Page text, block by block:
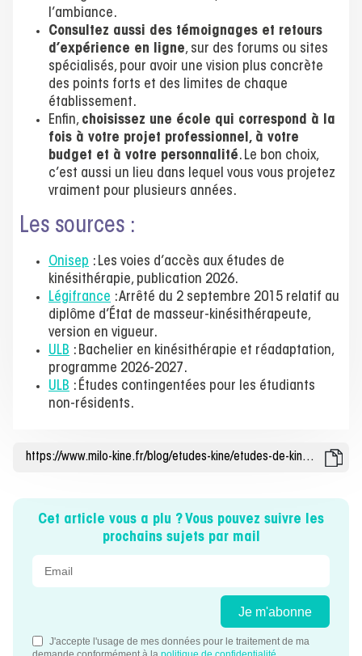
l’ambiance.
Consultez aussi des témoignages et retours
d’expérience en ligne, sur des forums ou sites
spécialisés, pour avoir une vision plus concrète
des points forts et des limites de chaque
établissement.
Enfin, choisissez une école qui correspond à la
fois à votre projet professionnel, à votre
budget et à votre personnalité. Le bon choix,
c’est aussi un lieu dans lequel vous vous projetez
vraiment pour plusieurs années.
Les sources :
Onisep : Les voies d’accès aux études de
kinésithérapie, publication 2026.
Légifrance : Arrêté du 2 septembre 2015 relatif au
diplôme d’État de masseur-kinésithérapeute,
version en vigueur.
ULB : Bachelier en kinésithérapie et réadaptation,
programme 2026-2027.
ULB : Études contingentées pour les étudiants
non-résidents.
Cet article vous a plu ? Vous pouvez suivre les
prochains sujets par mail